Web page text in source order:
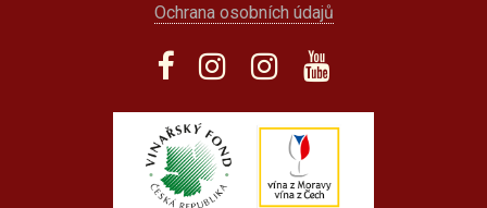
Ochrana osobních údajů